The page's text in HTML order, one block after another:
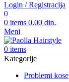
Login / Registracija
0
0 items 0.00 din.
Meni
0 items
Kategorije
Problemi kose